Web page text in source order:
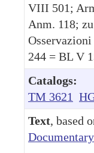
VIII 501;
Anm. 118;
244 = BL V
Catalogs:
TM 3621
Text, based